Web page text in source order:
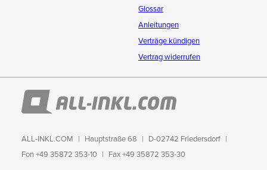
Glossar
Anleitungen
Verträge kündigen
Vertrag widerrufen
ALL-INKL.COM Hauptstraße 68
D-02742 Friedersdorf
Fon +49 35872 353-10
Fax +49 35872 353-30